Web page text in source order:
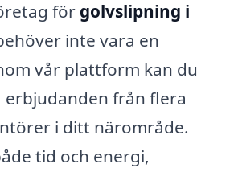
för golvslipning i
inte vara en
vår plattform kan du
erbjudanden från flera
i ditt närområde.
tid och energi,